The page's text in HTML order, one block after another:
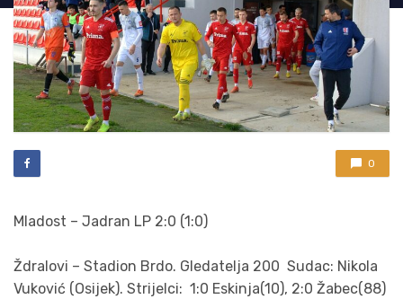
0
Mladost – Jadran LP 2:0 (1:0)
Ždralovi – Stadion Brdo. Gledatelja 200 Sudac: Nikola
Vuković (Osijek). Strijelci: 1:0 Eskinja(10), 2:0 Žabec(88)